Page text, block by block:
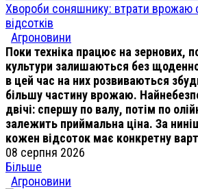
Хвороби соняшнику: втрати врожаю
відсотків
Агроновини
Поки техніка працює на зернових,
культури залишаються без
в цей час на них розвиваються
більшу частину врожаю.
двічі: спершу по валу, потім по
залежить приймальна ціна. За
кожен відсоток має конкретну
08 серпня 2026
Більше
Агроновини